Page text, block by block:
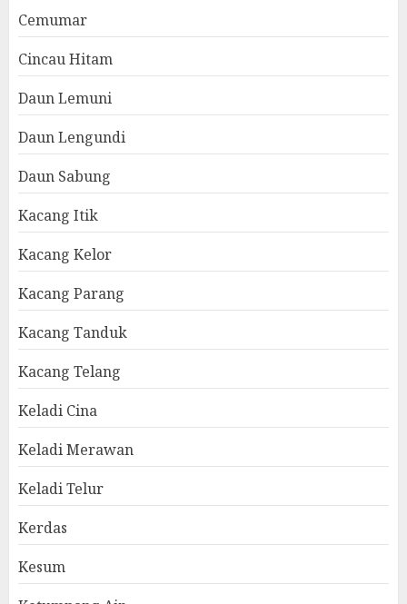
Cemumar
Cincau Hitam
Daun Lemuni
Daun Lengundi
Daun Sabung
Kacang Itik
Kacang Kelor
Kacang Parang
Kacang Tanduk
Kacang Telang
Keladi Cina
Keladi Merawan
Keladi Telur
Kerdas
Kesum